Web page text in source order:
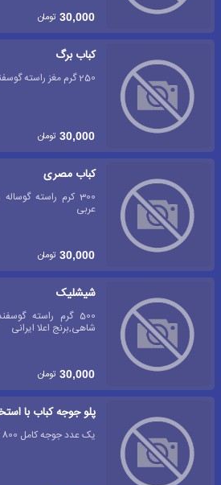
30,000 تومان
کباب برگ
250 گرم مغز راسته گوسفندی، دورچین,سبزی شاهی
30,000 تومان
کباب مصری
300 کرم راسته
عربی
30,000 تومان
شیشلیک
500 گرم راسته
شاهی,برنج اعلا ایرانی
30,000 تومان
پلو جوجه کباب با
یک عدد جوجه کامل 800 گرمی، دورچین,ماست